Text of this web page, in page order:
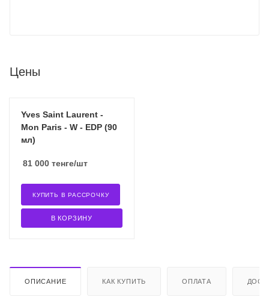
Цены
Yves Saint Laurent -
Mon Paris - W - EDP (90
мл)
81 000 тенге/шт
В КОРЗИНУ
КУПИТЬ В РАССРОЧКУ
ОПИСАНИЕ КАК КУПИТЬ ОПЛАТА